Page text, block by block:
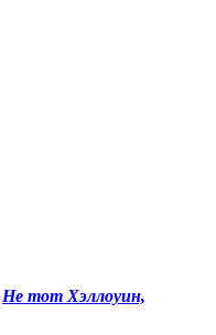
Не тот Хэллоуин,